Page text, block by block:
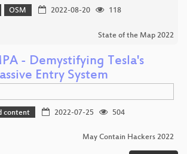
OSM 2022-08-20
118
State of the Map 2022
- Demystifying Tesla's
Entry System
content 2022-07-25
504
May Contain Hackers 2022